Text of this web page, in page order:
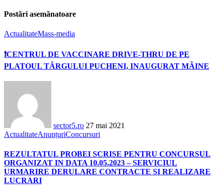
Postări asemănatoare
ActualitateMass-media
❗️CENTRUL DE VACCINARE DRIVE-THRU DE PE
PLATOUL TÂRGULUI PUCHENI, INAUGURAT MÂINE
sector5.ro 27 mai 2021
ActualitateAnunțuriConcursuri
REZULTATUL PROBEI SCRISE PENTRU CONCURSUL
ORGANIZAT IN DATA 10.05.2023 – SERVICIUL
URMARIRE DERULARE CONTRACTE SI REALIZARE
LUCRARI